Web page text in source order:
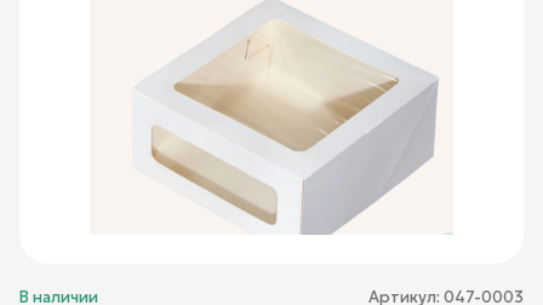
В наличии Артикул: 047-0003